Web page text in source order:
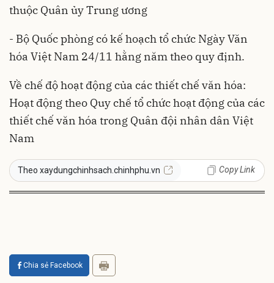
thuộc Quân ủy Trung ương
- Bộ Quốc phòng có kế hoạch tổ chức Ngày Văn
hóa Việt Nam 24/11 hằng năm theo quy định.
Về chế độ hoạt động của các thiết chế văn hóa:
Hoạt động theo Quy chế tổ chức hoạt động của các
thiết chế văn hóa trong Quân đội nhân dân Việt
Nam
Theo xaydungchinhsach.chinhphu.vn Copy Link
Chia sẻ Facebook